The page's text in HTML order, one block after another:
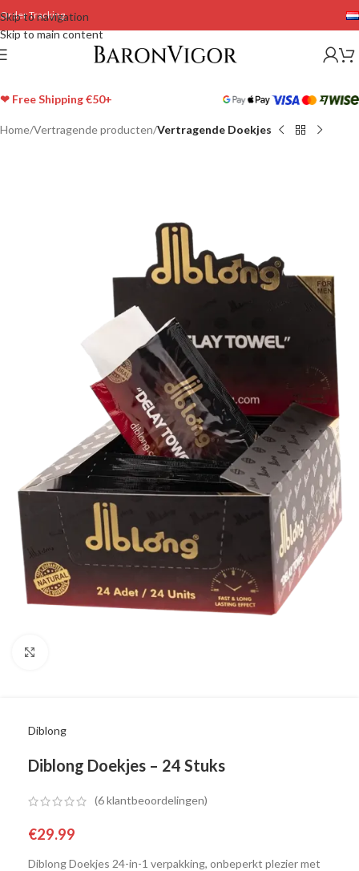
Skip to navigation
Skip to main content
Order Tracking
❤ Free Shipping €50+
Home Vertragende producten Vertragende Doekjes
Diblong
Diblong Doekjes – 24 Stuks
(6klantbeoordelingen)
€29.99
Diblong Doekjes 24-in-1 verpakking, onbeperkt plezier met